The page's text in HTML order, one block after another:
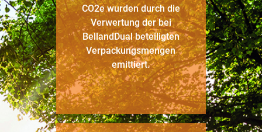
CO2e wurden durch die
Verwertung der bei
BellandDual beteiligten
Verpackungsmengen
emittiert.